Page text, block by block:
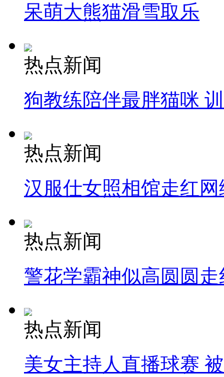
呆萌大熊猫滑雪取乐
热点新闻
狗教练陪伴最胖猫咪
热点新闻
汉服仕女照相馆走红网
热点新闻
警花学霸神似高圆圆走
热点新闻
美女主持人直播球赛